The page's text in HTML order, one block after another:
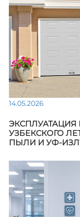
14.05.2026
УЗБЕКСКОГО
ПЫЛИ И УФ-